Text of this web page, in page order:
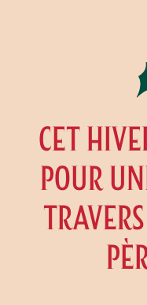
CET
POUR